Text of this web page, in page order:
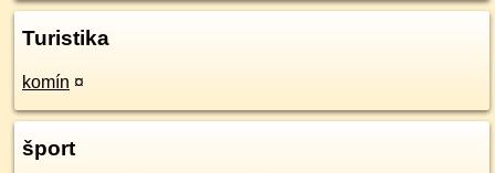
Turistika
komín ¤
šport